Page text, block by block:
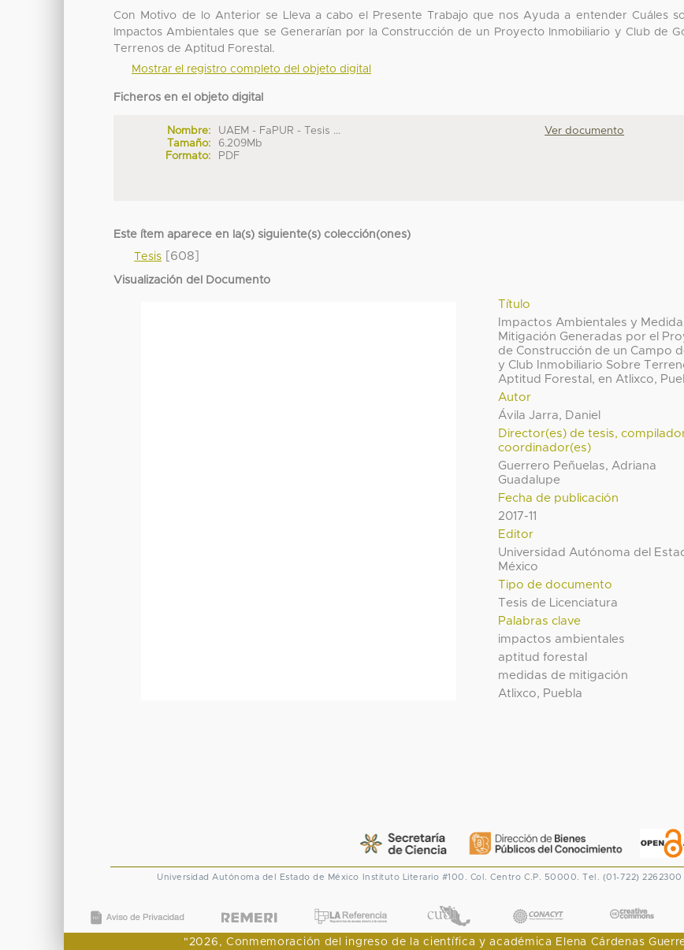
Con Motivo de lo Anterior se Lleva a cabo el Presente Trabajo que nos Ayuda a entender Cuáles
Impactos Ambientales que se Generarían por la Construcción de un Proyecto Inmobiliario y Club de
Terrenos de Aptitud Forestal.
Mostrar el registro completo del objeto digital
Ficheros en el objeto digital
Nombre:
UAEM - FaPUR - Tesis ...
Tamaño:
6.209Mb
Formato:
PDF
Ver documento
Este ítem aparece en la(s) siguiente(s) colección(ones)
Tesis [608]
Visualización del Documento
Título
Impactos Ambientales y
Mitigación Generadas por el
de Construcción de un Campo
y Club Inmobiliario Sobre
Aptitud Forestal, en Atlixco,
Autor
Ávila Jarra, Daniel
Director(es) de tesis,
coordinador(es)
Guerrero Peñuelas, Adriana
Guadalupe
Fecha de publicación
2017-11
Editor
Universidad Autónoma del
México
Tipo de documento
Tesis de Licenciatura
Palabras clave
impactos ambientales
aptitud forestal
medidas de mitigación
Atlixco, Puebla
Universidad Autónoma del Estado de México Instituto Literario #100. Col. Centro C.P. 50000. Tel. (01-722) 2262300
"2026, Conmemoración del ingreso de la científica y académica Elena Cárdenas